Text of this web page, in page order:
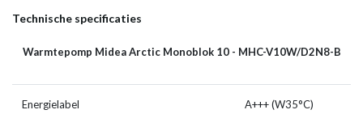
Technische specificaties
Warmtepomp Midea Arctic Monoblok 10 - MHC-V10W/D2N8-B
Energielabel
A+++ (W35°C)